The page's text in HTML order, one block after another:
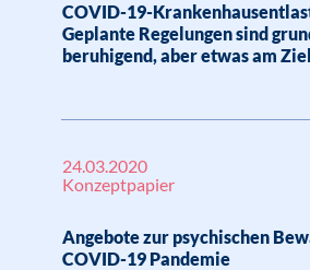
COVID-19-
Geplante Regelungen sind
beruhigend, aber etwas am
24.03.2020
Konzeptpapier
Angebote zur psychischen
COVID-19 Pandemie